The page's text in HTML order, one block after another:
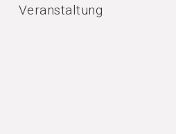
Veranstaltung